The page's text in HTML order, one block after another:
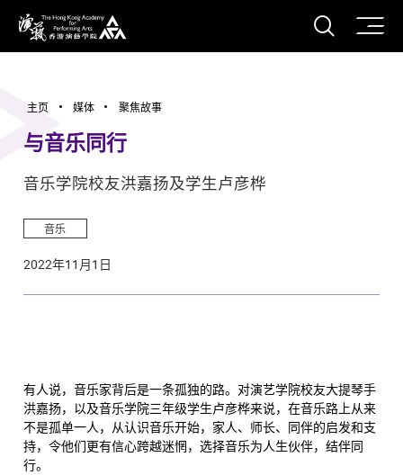
香港演艺学院
打开
主页 媒体 聚焦故事
与音乐同行
音乐学院校友洪嘉扬及学生卢彦桦
音乐
2022年11月1日
有人说，音乐家背后是一条孤独的路。对演艺学院校友大提琴手
洪嘉扬，以及音乐学院三年级学生卢彦桦来说，在音乐路上从来
不是孤单一人，从认识音乐开始，家人、师长、同伴的启发和支
持，令他们更有信心跨越迷惘，选择音乐为人生伙伴，结伴同
行。